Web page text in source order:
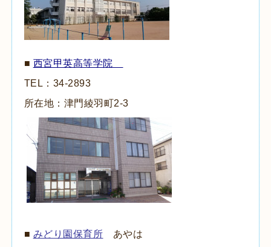
■ 西宮甲英高等学院
TEL： 34-2893
所在地：津門綾羽町2-3
■ みどり園保育所 あやは